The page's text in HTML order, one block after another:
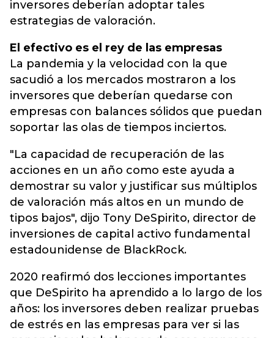
inversores deberían adoptar tales
estrategias de valoración.
El efectivo es el rey de las empresas
La pandemia y la velocidad con la que
sacudió a los mercados mostraron a los
inversores que deberían quedarse con
empresas con balances sólidos que puedan
soportar las olas de tiempos inciertos.
"La capacidad de recuperación de las
acciones en un año como este ayuda a
demostrar su valor y justificar sus múltiplos
de valoración más altos en un mundo de
tipos bajos", dijo Tony DeSpirito, director de
inversiones de capital activo fundamental
estadounidense de BlackRock.
2020 reafirmó dos lecciones importantes
que DeSpirito ha aprendido a lo largo de los
años: los inversores deben realizar pruebas
de estrés en las empresas para ver si las